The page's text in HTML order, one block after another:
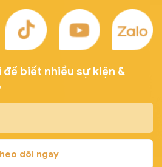
biết nhiều sự kiện &